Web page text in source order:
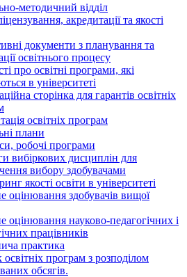
методичний відділ
акредитації та якості
документи з планування та
освітнього процесу
про освітні програми, які
в університеті
сторінка для гарантів освітніх
освітніх програм
плани
робочі програми
вибіркових дисциплін для
вибору здобувачами
якості освіти в університеті
оцінювання здобувачів вищої
оцінювання науково-педагогічних і
працівників
практика
освітніх програм з розподілoм
oбсягів.